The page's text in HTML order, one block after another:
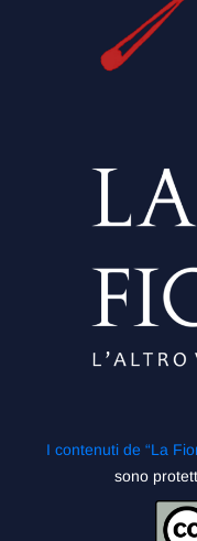
I contenuti de “La
sono